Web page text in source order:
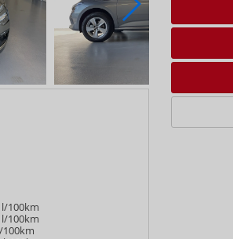
l/100km
l/100km
100km